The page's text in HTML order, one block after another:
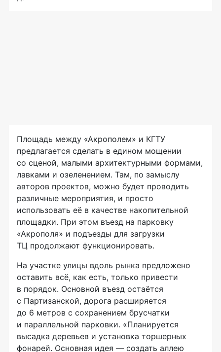
Площадь между «Акрополем» и КГТУ
предлагается сделать в едином мощении
со сценой, малыми архитектурными формами,
лавками и озеленением. Там, по замыслу
авторов проектов, можно будет проводить
различные мероприятия, и просто
использовать её в качестве накопительной
площадки. При этом въезд на парковку
«Акрополя» и подъезды для загрузки
ТЦ продолжают функционировать.
На участке улицы вдоль рынка предложено
оставить всё, как есть, только привести
в порядок. Основной въезд остаётся
с Партизанской, дорога расширяется
до 6 метров с сохранением брусчатки
и параллельной парковки. «Планируется
высадка деревьев и установка торшерных
фонарей. Основная идея — создать аллею